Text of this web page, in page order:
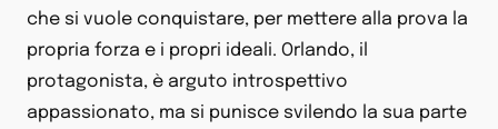
che si vuole conquistare, per mettere alla prova la
propria forza e i propri ideali. Orlando, il
protagonista, è arguto introspettivo
appassionato, ma si punisce svilendo la sua parte